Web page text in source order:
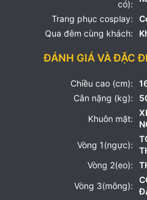
có):
Trang phục cosplay:
Qua đêm cùng khách:
ĐÁNH GIÁ VÀ ĐẶC
Chiều cao (cm):
Cân nặng (kg):
Khuôn mặt:
Vòng 1(ngực):
Vòng 2(eo):
Vòng 3(mông):